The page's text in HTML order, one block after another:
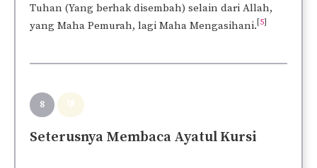
Tuhan (Yang berhak disembah) selain dari Allah,
yang Maha Pemurah, lagi Maha Mengasihani. 5
8 🔰
Seterusnya Membaca Ayatul Kursi